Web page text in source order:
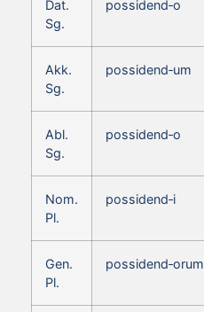
Dat.
Sg.
possidend‑o
Akk.
Sg.
possidend‑um
Abl.
Sg.
possidend‑o
Nom.
Pl.
possidend‑i
Gen.
Pl.
possidend‑orum